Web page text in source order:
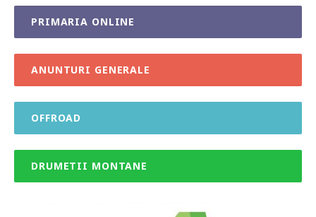
PRIMARIA ONLINE
ANUNTURI GENERALE
OFFROAD
DRUMETII MONTANE